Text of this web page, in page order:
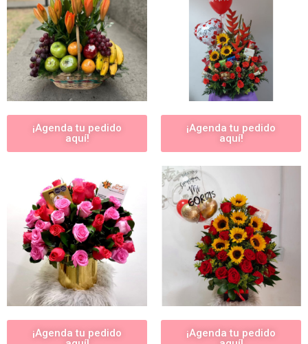
¡Agenda tu pedido
aquí!
¡Agenda tu pedido
aquí!
¡Agenda tu pedido
¡Agenda tu pedido